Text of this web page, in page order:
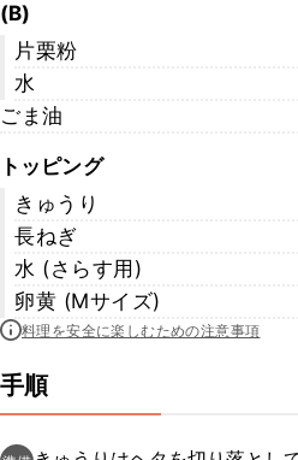
(B)
片栗粉
水
ごま油
トッピング
きゅうり
長ねぎ
水 (さらす用)
卵黄 (Mサイズ)
料理を安全に楽しむための注意事項
手順